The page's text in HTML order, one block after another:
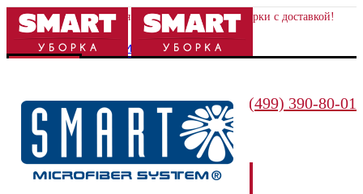
Качественные товары для дома и экологичной уборки с доставкой!
Войти/Зарегистрироваться

8 (499) 390-80-01
Меню
Кухонные принадлежности
Посуда
Аксессуары для посуды
Кухонные приборы
Бытовая техника для кухни